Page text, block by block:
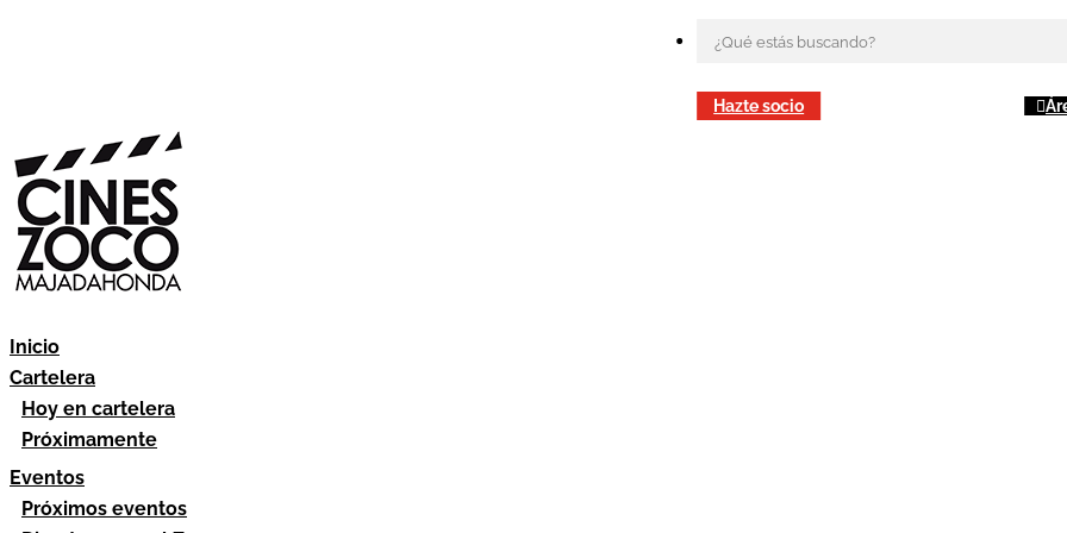
Hazte socio
Inicio
Cartelera
Hoy en cartelera
Próximamente
Eventos
Próximos eventos